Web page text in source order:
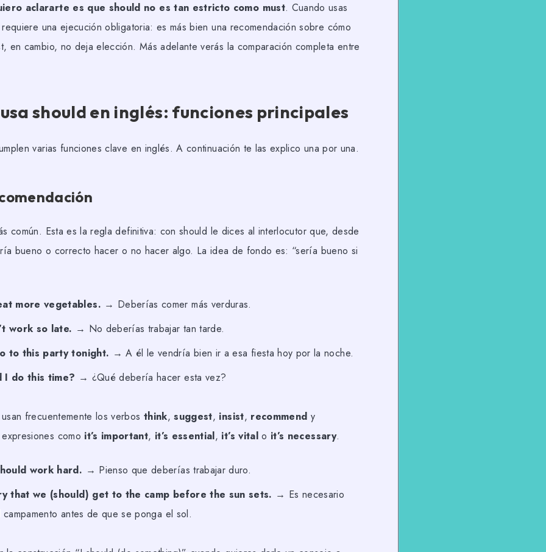
aclararte es que should no es tan estricto como must. Cuando usas
una ejecución obligatoria: es más bien una recomendación sobre cómo
en cambio, no deja elección. Más adelante verás la comparación completa entre
should en inglés: funciones principales
varias funciones clave en inglés. A continuación te las explico una por una.
común. Esta es la regla definitiva: con should le dices al interlocutor que, desde
bueno o correcto hacer o no hacer algo. La idea de fondo es: “sería bueno si
more vegetables. → Deberías comer más verduras.
work so late. → No deberías trabajar tan tarde.
to this party tonight. → A él le vendría bien ir a esa fiesta hoy por la noche.
I do this time? → ¿Qué debería hacer esta vez?
frecuentemente los verbos think,suggest, insist, recommend y
como it’s important, it’s essential, it’s vitalo it’s necessary.
work hard. → Pienso que deberías trabajar duro.
that we (should) get to the camp before the sun sets. → Es necesario
antes de que se ponga el sol.